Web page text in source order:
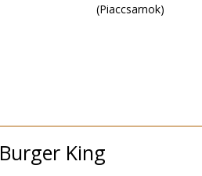
(Piaccsarnok)
Burger King